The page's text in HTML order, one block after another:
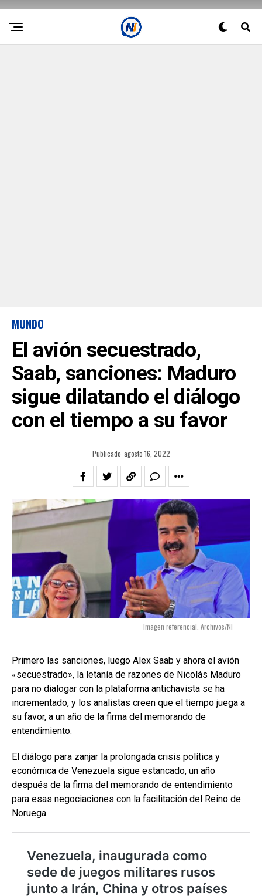
MUNDO
El avión secuestrado,
Saab, sanciones: Maduro
sigue dilatando el diálogo
con el tiempo a su favor
Publicado agosto 16, 2022
Imagen referencial. Archivos/NI
Primero las sanciones, luego Alex Saab y ahora el avión
«secuestrado», la letanía de razones de Nicolás Maduro
para no dialogar con la plataforma antichavista se ha
incrementado, y los analistas creen que el tiempo juega a
su favor, a un año de la firma del memorando de
entendimiento.
El diálogo para zanjar la prolongada crisis política y
económica de Venezuela sigue estancado, un año
después de la firma del memorando de entendimiento
para esas negociaciones con la facilitación del Reino de
Noruega.